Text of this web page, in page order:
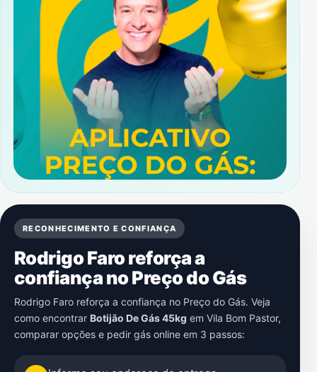
RECONHECIMENTO E CONFIANÇA
Rodrigo Faro reforça a
confiança no Preço do Gás
Rodrigo Faro reforça a confiança no Preço do Gás. Veja
como encontrar Botijão De Gás 45kg em Vila Bom Pastor,
comparar opções e pedir gás online em 3 passos: